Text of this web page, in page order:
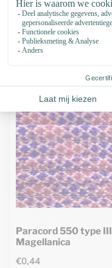
Specificaties
Paracord 550 type III
Magellanica
€0,44